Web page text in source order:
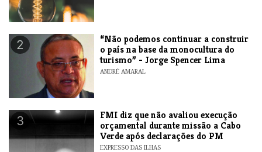
2
“Não podemos continuar a construir
o país na base da monocultura do
turismo” - Jorge Spencer Lima
ANDRÉ AMARAL
3
FMI diz que não avaliou execução
orçamental durante missão a Cabo
Verde após declarações do PM
EXPRESSO DAS ILHAS